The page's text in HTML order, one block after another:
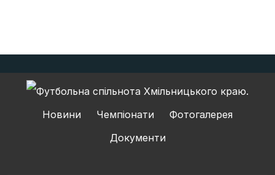
Новини Чемпіонати
Фотогалерея
Документи